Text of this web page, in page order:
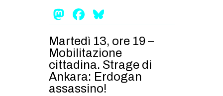
bsky
ms
Mastodon
Facebook
Martedì 13, ore 19 –
Mobilitazione
cittadina. Strage di
Ankara: Erdogan
assassino!